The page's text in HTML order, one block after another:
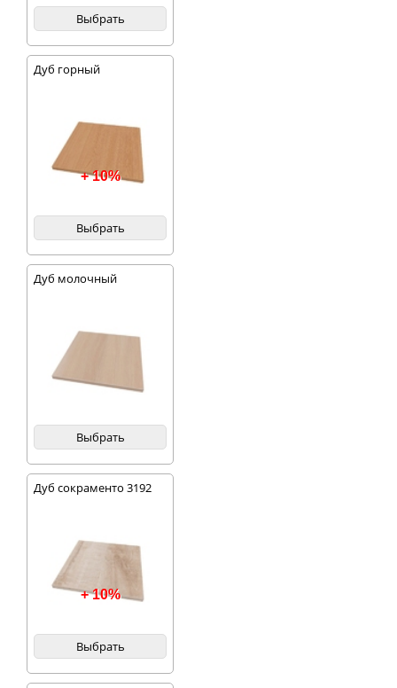
Выбрать
Дуб горный
+ 10%
Выбрать
Дуб молочный
Выбрать
Дуб сокраменто 3192
+ 10%
Выбрать